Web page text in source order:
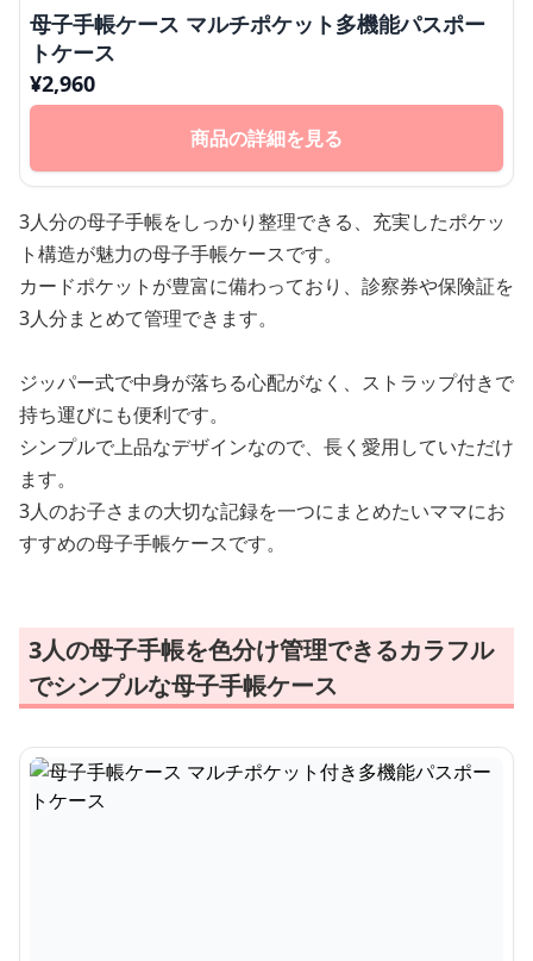
母子手帳ケース マルチポケット多機能パスポー
トケース
¥2,960
商品の詳細を見る
3人分の母子手帳をしっかり整理できる、充実したポケッ
ト構造が魅力の母子手帳ケースです。
カードポケットが豊富に備わっており、診察券や保険証を
3人分まとめて管理できます。
ジッパー式で中身が落ちる心配がなく、ストラップ付きで
持ち運びにも便利です。
シンプルで上品なデザインなので、長く愛用していただけ
ます。
3人のお子さまの大切な記録を一つにまとめたいママにお
すすめの母子手帳ケースです。
3人の母子手帳を色分け管理できるカラフル
でシンプルな母子手帳ケース